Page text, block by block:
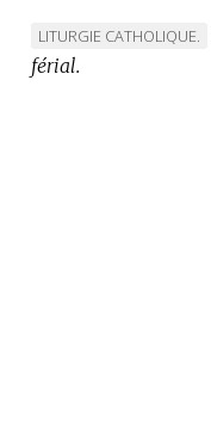
MARQUE
DE
LITURGIE CATHOLIQUE.
férial.